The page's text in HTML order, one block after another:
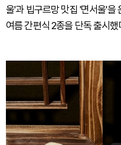
울'과 빕구르망 맛집 '면서울'을
여름 간편식 2종을 단독 출시했